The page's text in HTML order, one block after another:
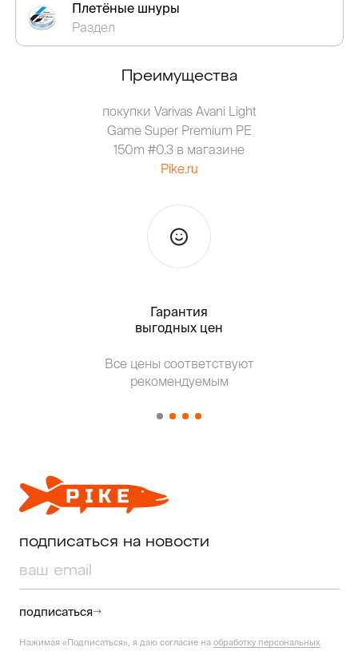
Плетёные шнуры
Раздел
Преимущества
покупки Varivas Avani Light
Game Super Premium PE
150m #0.3 в магазине
Pike.ru
Гарантия
выгодных цен
Все цены соответствуют
рекомендуемым
подписаться на новости
подписаться
Нажимая «Подписаться», я даю согласие на обработку персональных